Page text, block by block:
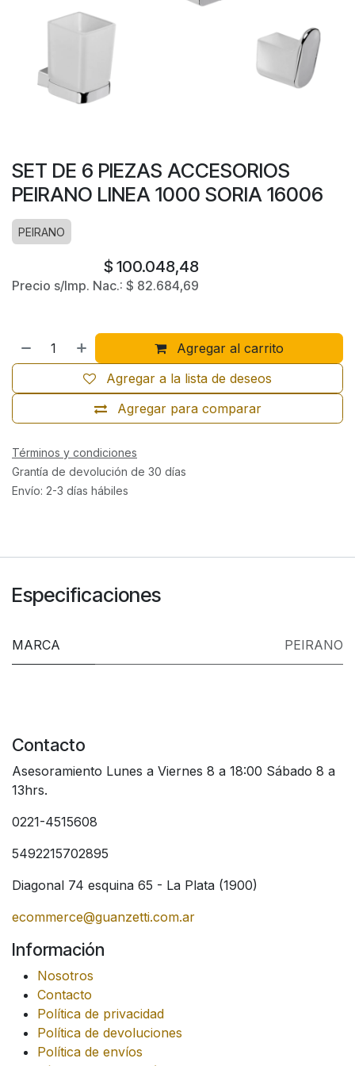
SET DE 6 PIEZAS ACCESORIOS
PEIRANO LINEA 1000 SORIA 16006
PEIRANO
$ 100.048,48
Precio s/Imp. Nac.: $ 82.684,69
Agregar al carrito
Agregar para comparar
Agregar a la lista de deseos
Términos y condiciones
Grantía de devolución de 30 días
Envío: 2-3 días hábiles
Especificaciones
MARCA PEIRANO
Contacto
Asesoramiento Lunes a Viernes 8 a 18:00 Sábado 8 a
13hrs.
0221-4515608
5492215702895
Diagonal 74 esquina 65 - La Plata (1900)
ecommerce@guanzetti.com.ar
Información
Nosotros
Contacto
Política de privacidad
Política de devoluciones
Política de envíos